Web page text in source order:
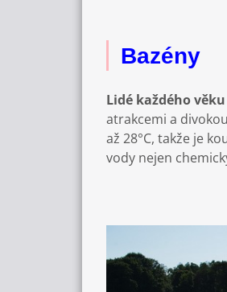
Bazény
Lidé každého
atrakcemi a
až 28°C, takže je
vody nejen